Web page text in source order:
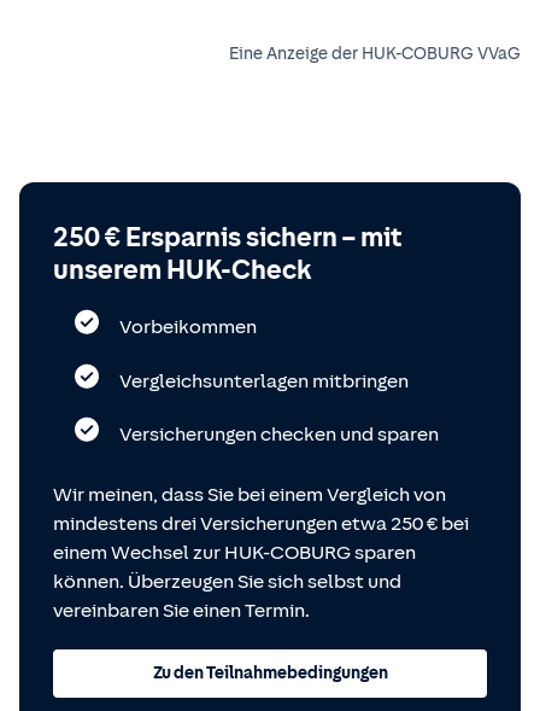
Eine Anzeige der HUK-COBURG VVaG
250 € Ersparnis sichern – mit
unserem HUK-Check
Vorbeikommen
Vergleichsunterlagen mitbringen
Versicherungen checken und sparen
Wir meinen, dass Sie bei einem Vergleich von
mindestens drei Versicherungen etwa 250 € bei
einem Wechsel zur HUK-COBURG sparen
können. Überzeugen Sie sich selbst und
vereinbaren Sie einen Termin.
Zu den Teilnahmebedingungen